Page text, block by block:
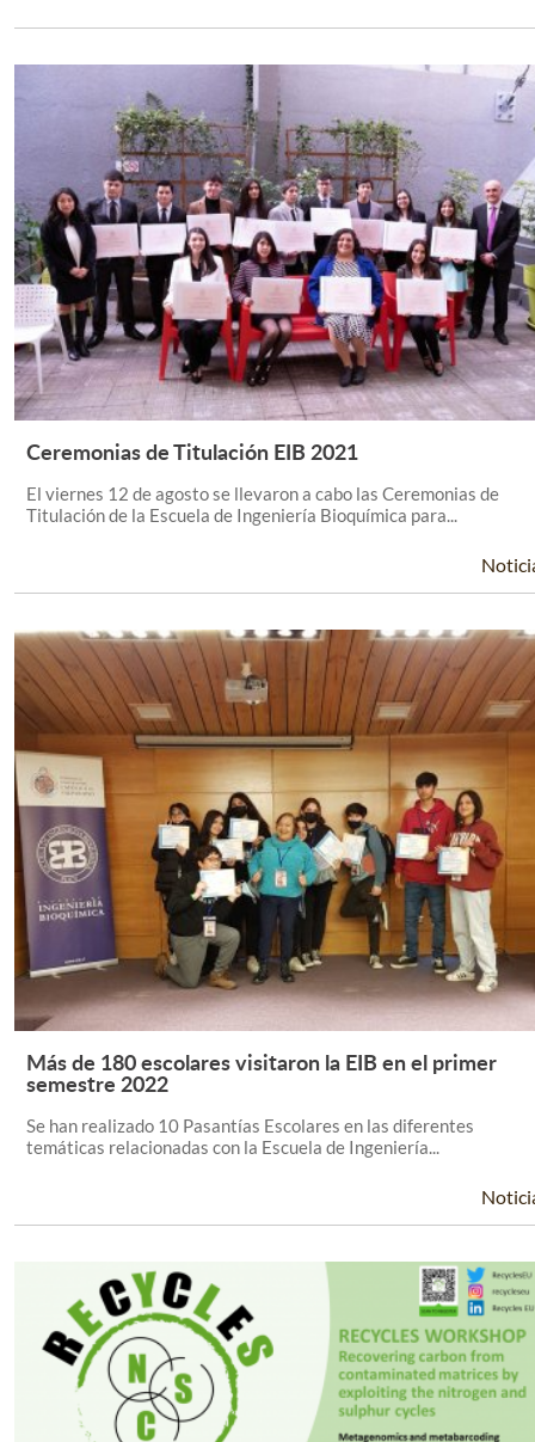
Ceremonias de Titulación EIB 2021
El viernes 12 de agosto se llevaron a cabo las Ceremonias de
Titulación de la Escuela de Ingeniería Bioquímica para...
Leer Más +
Más de 180 escolares visitaron la EIB en el primer
semestre 2022
Se han realizado 10 Pasantías Escolares en las diferentes
temáticas relacionadas con la Escuela de Ingeniería...